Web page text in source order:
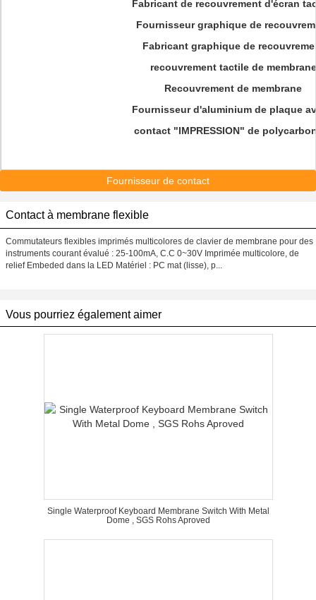
Fabricant de recouvrement d'écran
Fournisseur graphique de
Fabricant graphique de
recouvrement tactile de membrane
Recouvrement de membrane
Fournisseur d'aluminium de plaque
contact "IMPRESSION" de
Fournisseur de contact
Contact à membrane flexible
Commutateurs flexibles imprimés multicolores de clavier de membrane pour des
instruments courant évalué : 25-100mA, C.C 0~30V Imprimée multicolore, de
relief Embeded dans la LED Matériel : PC mat (lisse), p...
Vous pourriez également aimer
Single Waterproof Keyboard Membrane Switch With Metal
Dome , SGS Rohs Aproved